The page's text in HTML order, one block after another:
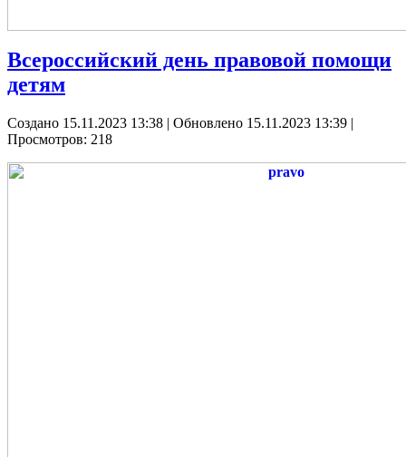
Всероссийский день правовой помощи
детям
Создано 15.11.2023 13:38 | Обновлено 15.11.2023 13:39 |
Просмотров: 218